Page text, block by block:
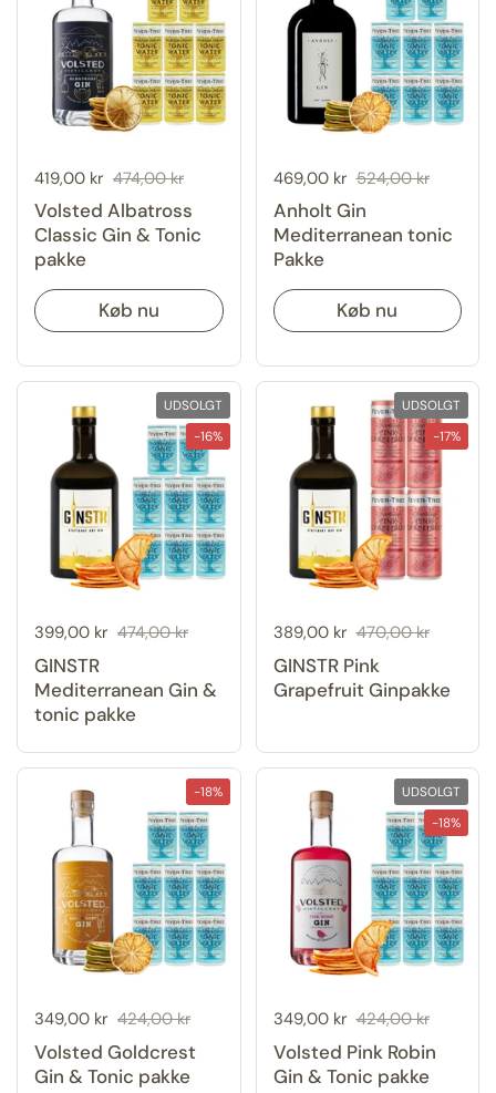
Udsalgspris:
419,00 kr Normal pris:
474,00 kr
Volsted Albatross
Classic Gin & Tonic
pakke
Køb nu
Udsalgspris:
469,00 kr Normal pris:
524,00 kr
Anholt Gin
Mediterranean tonic
Pakke
Køb nu
Udsalgspris:
399,00 kr Normal pris:
474,00 kr
GINSTR
Mediterranean Gin &
tonic pakke
UDSOLGT
-16%
Udsalgspris:
389,00 kr Normal pris:
470,00 kr
GINSTR Pink
Grapefruit Ginpakke
UDSOLGT
-17%
Udsalgspris:
349,00 kr Normal pris:
424,00 kr
Volsted Goldcrest
Gin & Tonic pakke
-18%
Udsalgspris:
349,00 kr Normal pris:
424,00 kr
Volsted Pink Robin
Gin & Tonic pakke
UDSOLGT
-18%